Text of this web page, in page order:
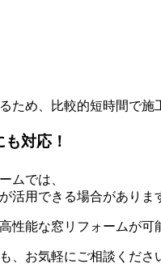
ため、比較的短時間で施
対応！
ムでは、
活用できる場合がありま
性能な窓リフォームが可
、お気軽にご相談くださ